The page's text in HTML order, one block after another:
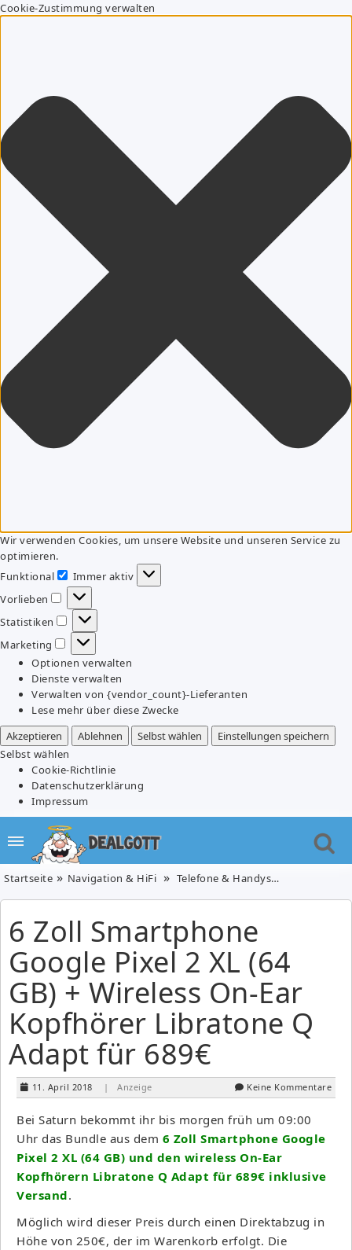
Cookie-Zustimmung verwalten
Wir verwenden Cookies, um unsere Website und unseren Service zu
optimieren.
Funktional
Funktional
Immer aktiv
Vorlieben
Vorlieben
Statistiken
Statistiken
Marketing
Marketing
Optionen verwalten
Dienste verwalten
Verwalten von {vendor_count}-Lieferanten
Lese mehr über diese Zwecke
Akzeptieren
Ablehnen Selbst wählen
Einstellungen speichern
Selbst wählen
Cookie-Richtlinie
Datenschutzerklärung
Impressum
Startseite Navigation & HiFi Telefone & Handys
6 Zoll Smartphone
Google Pixel 2 XL (64
GB) + Wireless On-Ear
Kopfhörer Libratone Q
Adapt für 689€
11. April 2018 | Anzeige Keine Kommentare
Bei Saturn bekommt ihr bis morgen früh um 09:00
Uhr das Bundle aus dem 6 Zoll Smartphone Google
Pixel 2 XL (64 GB) und den wireless On-Ear
Kopfhörern Libratone Q Adapt für 689€ inklusive
Versand.
Möglich wird dieser Preis durch einen Direktabzug in
Höhe von 250€, der im Warenkorb erfolgt. Die